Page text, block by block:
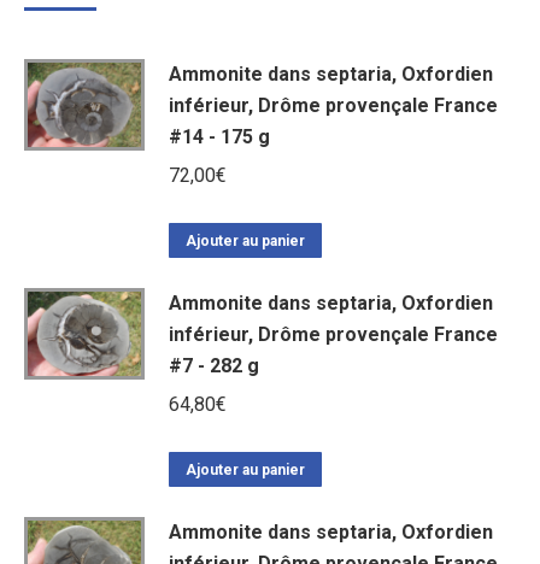
Ammonite dans septaria, Oxfordien
inférieur, Drôme provençale France
#14 - 175 g
72,00€
Ajouter au panier
Ammonite dans septaria, Oxfordien
inférieur, Drôme provençale France
#7 - 282 g
64,80€
Ajouter au panier
Ammonite dans septaria, Oxfordien